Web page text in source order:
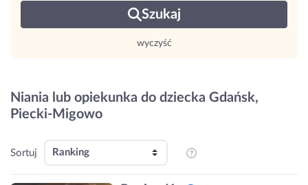
Szukaj
wyczyść
Niania lub opiekunka do dziecka Gdańsk,
Piecki-Migowo
Sortuj